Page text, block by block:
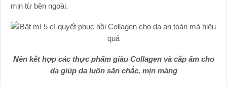
mịn từ bên ngoài.
Nên kết hợp các thực phẩm giàu Collagen và cấp ẩm cho
da giúp da luôn săn chắc, mịn màng